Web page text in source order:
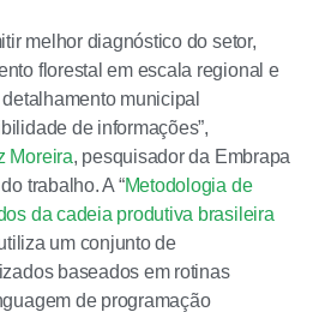
melhor diagnóstico do setor,
florestal em escala regional e
municipal
de informações”,
Moreira, pesquisador da Embrapa
trabalho. A “Metodologia de
da cadeia produtiva brasileira
um conjunto de
baseados em rotinas
de programação